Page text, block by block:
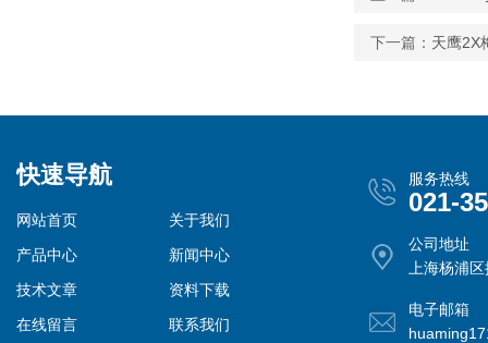
下一篇： 天鹰2X
快速导航
网站首页
关于我们
产品中心
新闻中心
技术文章
资料下载
在线留言
联系我们
服务热线
021-
公司地址
上海杨浦
电子邮箱